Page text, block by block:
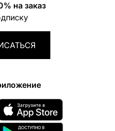
на заказ